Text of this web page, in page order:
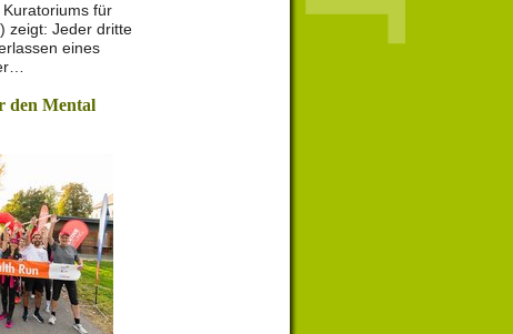
für
zeigt: Jeder dritte
eines
den Mental